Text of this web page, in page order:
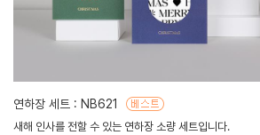
연하장 세트 : NB621
새해 인사를 전할 수 있는 연하장 소량 세트입니다.